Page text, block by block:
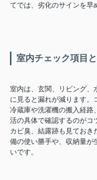
てでは、劣化のサインを早
室内チェック項目
室内は、玄関、リビング、
に見ると漏れが減ります。
冷蔵庫や洗濯機の搬入経路
活の具体で確認するのがコ
カビ臭、結露跡も見ておき
備の使い勝手や、収納量が
いです。